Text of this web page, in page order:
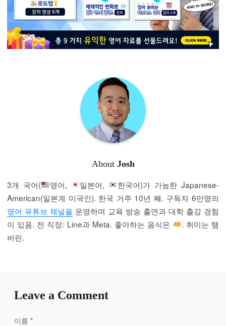
About Josh
3개 국어( 영어, 일본어,
한국어)가 가능한 Japanese-
American(일본계 미국인). 한국 거주 10년 째. 구독자 6만명의
영어 유튜브 채널을 운영하며 교육 방송 출연과 대학 출강 경험
이 있음. 전 직장: Line과 Meta. 좋아하는 음식은
. 취미는 탬
버린.
Leave a Comment
이름 *